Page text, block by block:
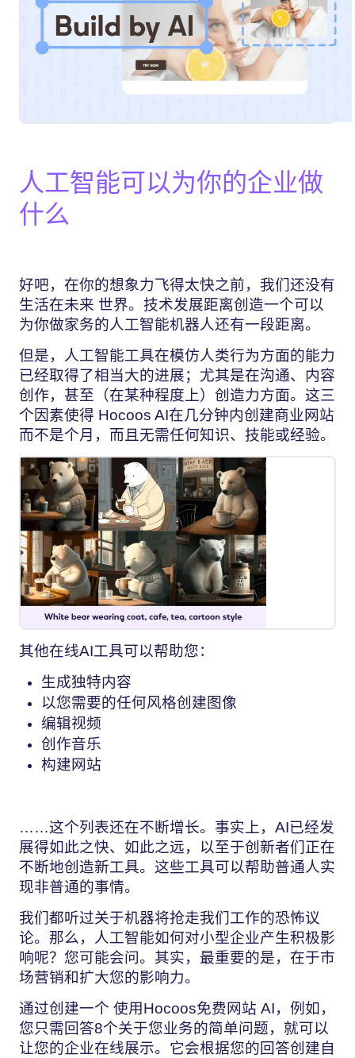
人工智能可以为你的企业做
什么
好吧，在你的想象力飞得太快之前，我们还没有
生活在未来 世界。技术发展距离创造一个可以
为你做家务的人工智能机器人还有一段距离。
但是，人工智能工具在模仿人类行为方面的能力
已经取得了相当大的进展；尤其是在沟通、内容
创作，甚至（在某种程度上）创造力方面。这三
个因素使得 Hocoos AI在几分钟内创建商业网站
而不是个月，而且无需任何知识、技能或经验。
其他在线AI工具可以帮助您：
生成独特内容
以您需要的任何风格创建图像
编辑视频
创作音乐
构建网站
……这个列表还在不断增长。事实上，AI已经发
展得如此之快、如此之远，以至于创新者们正在
不断地创造新工具。这些工具可以帮助普通人实
现非普通的事情。
我们都听过关于机器将抢走我们工作的恐怖议
论。那么，人工智能如何对小型企业产生积极影
响呢？您可能会问。其实，最重要的是，在于市
场营销和扩大您的影响力。
通过创建一个 使用Hocoos免费网站 AI，例如，
您只需回答8个关于您业务的简单问题，就可以
让您的企业在线展示。它会根据您的回答创建自